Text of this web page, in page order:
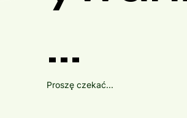
...
Proszę czekać...